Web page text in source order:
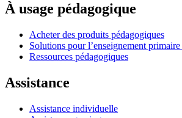
À usage pédagogique
Acheter des produits pédagogiques
Solutions pour l’enseignement
Ressources pédagogiques
Assistance
Assistance individuelle